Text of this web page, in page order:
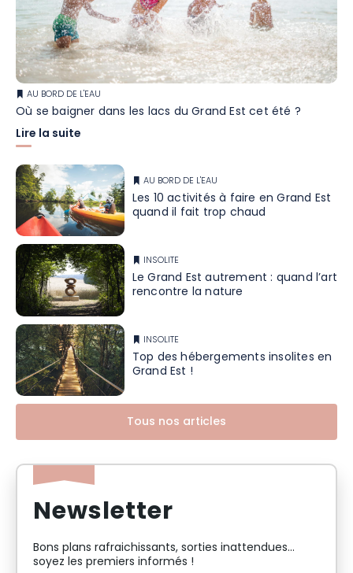
AU BORD DE L'EAU
Où se baigner dans les lacs du Grand Est cet été ?
Lire la suite
AU BORD DE L'EAU
Les 10 activités à faire en Grand Est
quand il fait trop chaud
INSOLITE
Le Grand Est autrement : quand l’art
rencontre la nature
INSOLITE
Top des hébergements insolites en
Grand Est !
Tous nos articles
Newsletter
Bons plans rafraichissants, sorties inattendues…
soyez les premiers informés !